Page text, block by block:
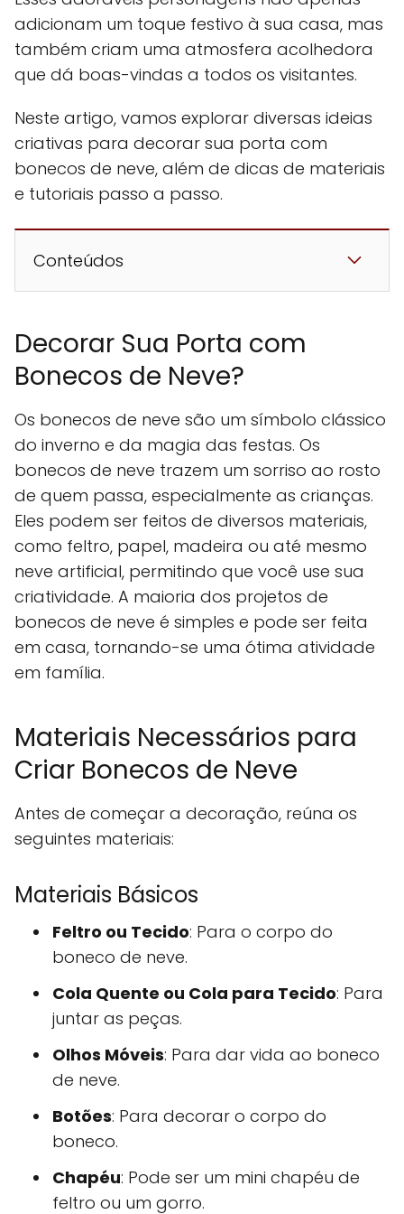
adicionam um toque festivo à sua casa, mas
também criam uma atmosfera acolhedora
que dá boas-vindas a todos os visitantes.
Neste artigo, vamos explorar diversas ideias
criativas para decorar sua porta com
bonecos de neve, além de dicas de materiais
e tutoriais passo a passo.
Conteúdos
Decorar Sua Porta com
Bonecos de Neve?
Os bonecos de neve são um símbolo clássico
do inverno e da magia das festas. Os
bonecos de neve trazem um sorriso ao rosto
de quem passa, especialmente as crianças.
Eles podem ser feitos de diversos materiais,
como feltro, papel, madeira ou até mesmo
neve artificial, permitindo que você use sua
criatividade. A maioria dos projetos de
bonecos de neve é simples e pode ser feita
em casa, tornando-se uma ótima atividade
em família.
Materiais Necessários para
Criar Bonecos de Neve
Antes de começar a decoração, reúna os
seguintes materiais:
Materiais Básicos
Feltro ou Tecido: Para o corpo do
boneco de neve.
Cola Quente ou Cola para Tecido: Para
juntar as peças.
Olhos Móveis: Para dar vida ao boneco
de neve.
Botões: Para decorar o corpo do
boneco.
Chapéu: Pode ser um mini chapéu de
feltro ou um gorro.